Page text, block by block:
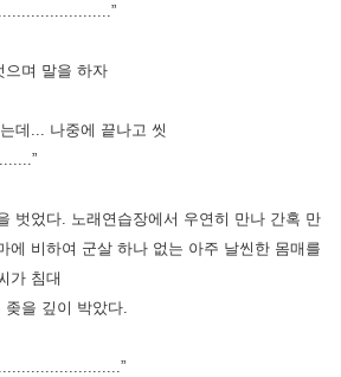
으며 말을 하자
데... 나중에 끝나고 씻
벗었다.
노래연습장에서 우연히 만나 간혹 만
에 비하여 군살 하나 없는 아주 날씬한 몸매를
가 침대
을 깊이 박았다.